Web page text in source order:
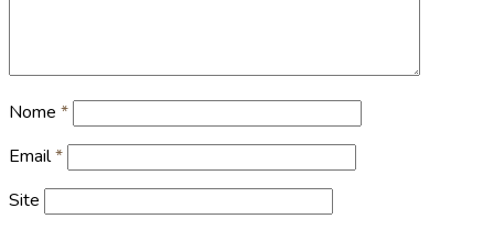
Nome *
Email*
Site